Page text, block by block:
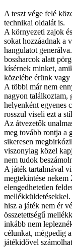
A teszt vége felé
technikai oldalát is.
A környezeti zajok
sokat hozzáadnak a
hangulatot
bossharcok alatt
kísérnek minket,
közelébe érünk
A többi már nem
nagyon találkoztam,
helyenként egyenes
rosszul viseli ezt a
Az átvezetők
meg tovább rontja a
sikeresen
viszonylag közel
nem tudok
A játék tartalmával
megtekintése nekem
elengedhetetlen
hisz a játék nem ér
összetettségű
inkább nem
célunkat, mégpedig
játékidővel